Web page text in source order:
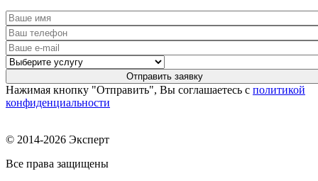
Нажимая кнопку "Отправить", Вы соглашаетесь с политикой
конфиденциальности
© 2014-2026 Эксперт
Все права защищены